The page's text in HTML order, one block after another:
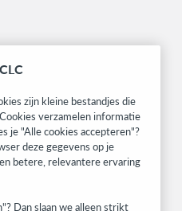
events, and much more—
zijn kleine bestandjes die
verzamelen informatie
je "Alle cookies accepteren"?
deze gegevens op je
betere, relevantere ervaring
Dan slaan we alleen strikt